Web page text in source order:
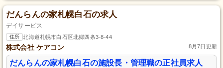
だんらんの家札幌白石の求人
デイサービス
住所 北海道札幌市白石区北郷四条3-8-44
株式会社 ケアコン 8月7日更新
だんらんの家札幌白石の施設長・管理職の正社員求人